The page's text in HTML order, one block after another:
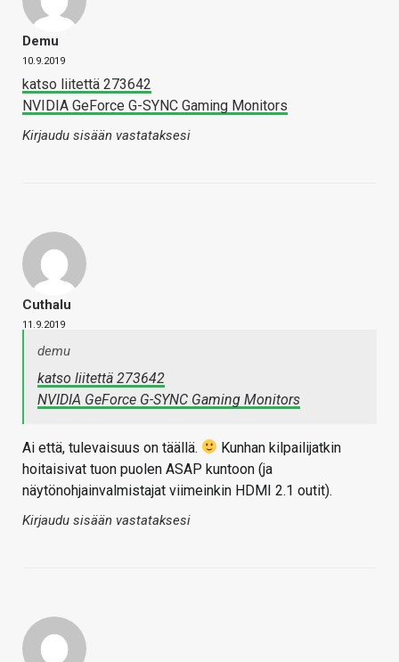
Demu
10.9.2019
katso liitettä 273642
NVIDIA GeForce G-SYNC Gaming Monitors
Kirjaudu sisään vastataksesi
Cuthalu
11.9.2019
demu
katso liitettä 273642
NVIDIA GeForce G-SYNC Gaming Monitors
Ai että, tulevaisuus on täällä.
Kunhan kilpailijatkin
hoitaisivat tuon puolen ASAP kuntoon (ja
näytönohjainvalmistajat viimeinkin HDMI 2.1 outit).
Kirjaudu sisään vastataksesi